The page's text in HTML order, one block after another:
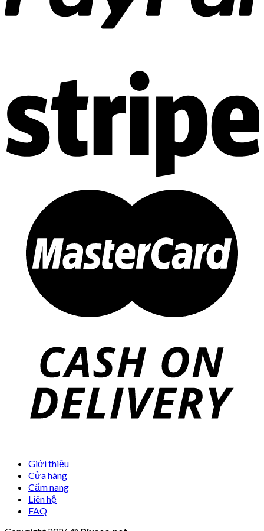
Giới thiệu
Cửa hàng
Cẩm nang
Liên hệ
FAQ